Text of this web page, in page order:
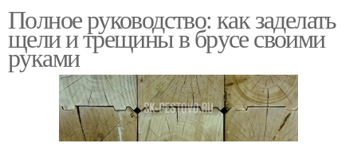
Полное руководство: как заделать
щели и трещины в брусе своими
руками